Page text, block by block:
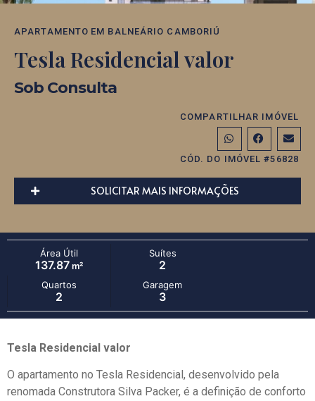
APARTAMENTO EM BALNEÁRIO CAMBORIÚ
Tesla Residencial valor
Sob Consulta
COMPARTILHAR IMÓVEL
CÓD. DO IMÓVEL #56828
SOLICITAR MAIS INFORMAÇÕES
Área Útil
137.87m²
Suítes
2
Quartos
2
Garagem
3
Tesla Residencial valor
O apartamento no Tesla Residencial, desenvolvido pela
renomada Construtora Silva Packer, é a definição de conforto